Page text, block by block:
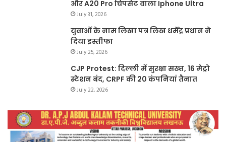
और A20 Pro चिपसेट वाला Iphone Ultra
July 31, 2026
युवाओं के नाम लिखा पत्र लिख धर्मेंद्र प्रधान ने
दिया इस्तीफा
July 25, 2026
CJP Protest: दिल्ली में सुरक्षा सख्त, 16 मेट्रो
स्टेशन बंद, CRPF की 20 कंपनियां तैनात
July 22, 2026